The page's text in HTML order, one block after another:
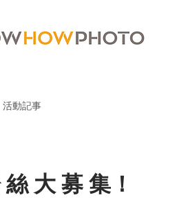
活動記事
大 募 集！